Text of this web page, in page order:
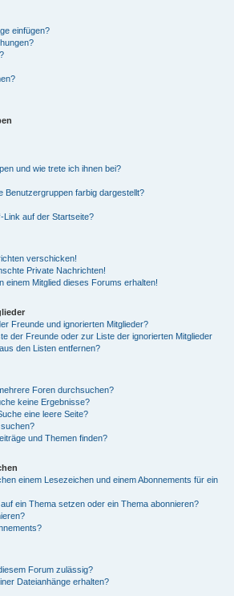
einfügen?
und wie trete ich ihnen bei?
Benutzergruppen farbig dargestellt?
Link auf der Startseite?
verschicken!
Private Nachrichten!
einem Mitglied dieses Forums erhalten!
Freunde und ignorierten Mitglieder?
der Freunde oder zur Liste der ignorierten Mitglieder
den Listen entfernen?
Foren durchsuchen?
keine Ergebnisse?
eine leere Seite?
und Themen finden?
einem Lesezeichen und einem Abonnements für ein
ein Thema setzen oder ein Thema abonnieren?
Forum zulässig?
Dateianhänge erhalten?